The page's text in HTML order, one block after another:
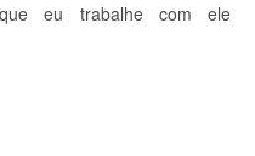
eu trabalhe com ele